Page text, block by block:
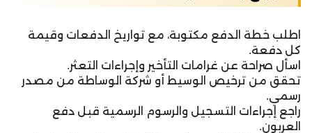
اطلب خطة الدفع مكتوبة، مع تواريخ الدفعات وقيمة
كل دفعة.
اسأل صراحة عن غرامات التأخير وإجراءات التعثر.
تحقق من ترخيص الوسيط أو شركة الوساطة من مصدر
رسمي.
راجع إجراءات التسجيل والرسوم الرسمية قبل دفع
العربون.